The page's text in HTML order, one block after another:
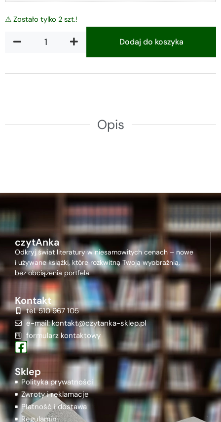
⚠ Zostało tylko 2 szt.!
Dodaj do koszyka
Opis
czytAnka
Odkryj świat literatury w niesamowitych cenach – nowe
i używane książki, które rozkwitną Twoją wyobraźnią,
bez obciążenia portfela.
Kontakt
tel. 510 967 105
e-mail: kontakt@czytanka-sklep.pl
formularz kontaktowy
Sklep
Polityka prywatności
Zwroty i reklamacje
Płatność i dostawa
Regulamin